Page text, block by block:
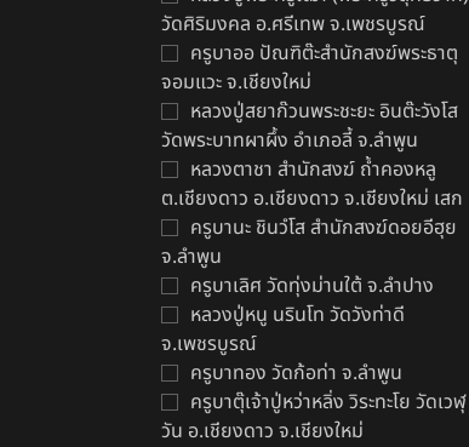
วัดศิริมงคล อ.ศรีเทพ จ.เพชรบูรณ์
ครูบาออ ปัณฑิต๊ะสำนักสงฆ์พระธาตุ
จอมแวะ จ.เชียงใหม่
หลวงปู่สยาก๊วนพระชะยะ อินต๊ะวังโส
วัดพระบาทผาผึ้ง อำเภอลี้ จ.ลำพูน
หลวงตาชา สำนักสงฆ์ ถ้ำคองหลู
ต.เชียงดาว อ.เชียงดาว จ.เชียงใหม่ เสก
ครูบานะ ชินวํโส สำนักสงฆ์ดอยอีฮุย
จ.ลำพูน
ครูบาเลิศ วัดทุ่งม่านใต้ จ.ลำปาง
หลวงปู่หนู นรินโท วัดวังท่าดี
จ.เพชรบูรณ์
ครูบาทอง วัดก้อท่า จ.ลำพูน
ครูบาตุ๊เจ้าปู่หว่าหลิ่ง วิระทะโย วัดเวฬุ
วัน อ.เชียงดาว จ.เชียงใหม่